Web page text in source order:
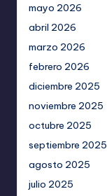
mayo 2026
abril 2026
marzo 2026
febrero 2026
diciembre 2025
noviembre 2025
octubre 2025
septiembre 2025
agosto 2025
julio 2025